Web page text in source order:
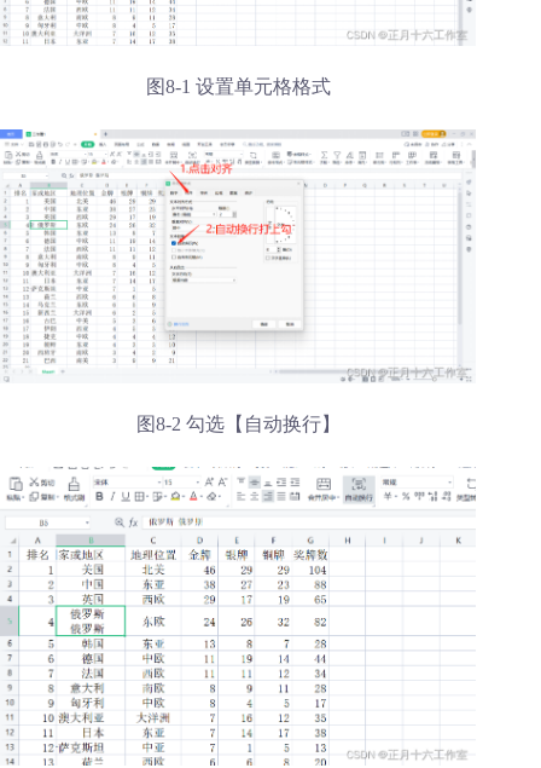
图8-1 设置单元格格式
图8-2 勾选【自动换行】